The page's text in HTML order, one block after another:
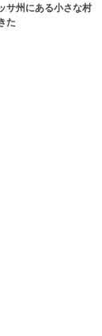
サ州にある小さな村
た